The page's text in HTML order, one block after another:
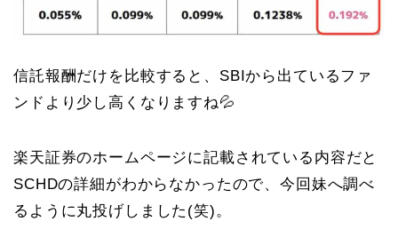
信託報酬だけを比較すると、SBIから出ているファ
ンドより少し高くなりますね💦
楽天証券のホームページに記載されている内容だと
SCHDの詳細がわからなかったので、今回妹へ調べ
るように丸投げしました(笑)。